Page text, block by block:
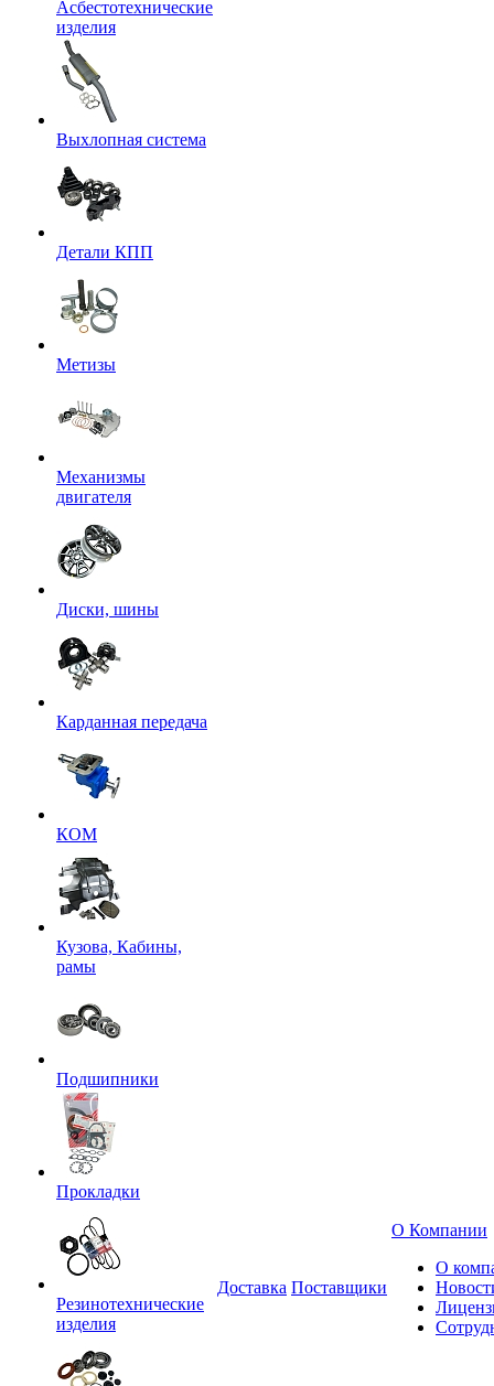
Асбестотехнические
изделия
Выхлопная система
Детали КПП
Метизы
Механизмы
двигателя
Диски, шины
Карданная передача
КОМ
Кузова, Кабины,
рамы
Подшипники
Прокладки
Резинотехнические
изделия
Доставка Поставщики
О Компании
О